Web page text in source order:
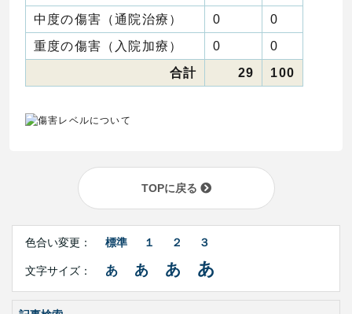
中度の傷害（通院治療）
0
0
重度の傷害（入院加療）
0
0
合計
29 100
TOPに戻る
Right
Contents
色合い変更： 標準 １ ２ ３
文字サイズ： あ あ あ あ